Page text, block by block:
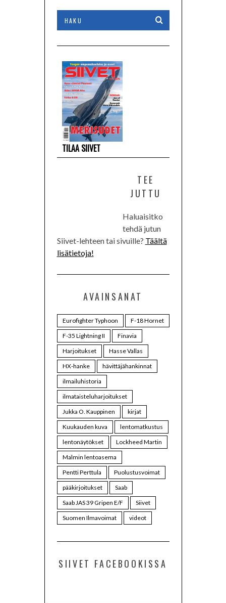
TILAA SIIVET
TEE
JUTTU
Haluaisitko
tehdä jutun
Siivet-lehteen tai sivuille? Täältä
lisätietoja!
AVAINSANAT
Eurofighter Typhoon
F-18 Hornet
F-35 Lightning II
Finavia
Harjoitukset
Hasse Vallas
HX-hanke
hävittäjähankinnat
ilmailuhistoria
ilmataisteluharjoitukset
Jukka O. Kauppinen
kirjat
Kuukauden kuva
lentomatkustus
lentonäytökset
Lockheed Martin
Malmin lentoasema
Pentti Perttula
Puolustusvoimat
pääkirjoitukset
Saab
Saab JAS 39 Gripen E/F
Siivet
Suomen Ilmavoimat
videot
SIIVET FACEBOOKISSA